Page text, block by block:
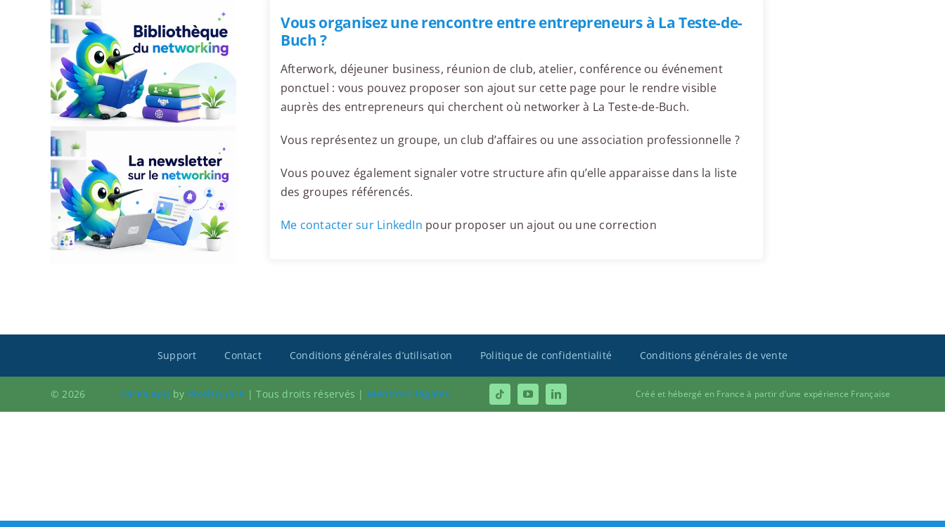
Vous organisez une rencontre entre entrepreneurs à La Teste-de-
Buch ?
Afterwork, déjeuner business, réunion de club, atelier, conférence ou événement
ponctuel : vous pouvez proposer son ajout sur cette page pour le rendre visible
auprès des entrepreneurs qui cherchent où networker à La Teste-de-Buch.
Vous représentez un groupe, un club d’affaires ou une association professionnelle ?
Vous pouvez également signaler votre structure afin qu’elle apparaisse dans la liste
des groupes référencés.
Me contacter sur LinkedIn pour proposer un ajout ou une correction
Support Contact Conditions générales d’utilisation Politique de confidentialité Conditions générales de vente
© 2026 Sarea.app by Pixelsquare |Tous droits réservés | Mentions légales Créé et hébergé en France à partir d’une expérience Française